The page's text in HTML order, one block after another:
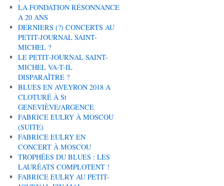
LA FONDATION RÉSONNANCE
A 20 ANS
DERNIERS (?) CONCERTS AU
PETIT-JOURNAL SAINT-
MICHEL ?
LE PETIT-JOURNAL SAINT-
MICHEL VA-T-IL
DISPARAÎTRE ?
BLUES EN AVEYRON 2018 A
CLOTURÉ À St
GENEVIÈVE/ARGENCE
FABRICE EULRY À MOSCOU
(SUITE)
FABRICE EULRY EN
CONCERT À MOSCOU
TROPHÉES DU BLUES : LES
LAURÉATS COMPLOTENT !
FABRICE EULRY AU PETIT-